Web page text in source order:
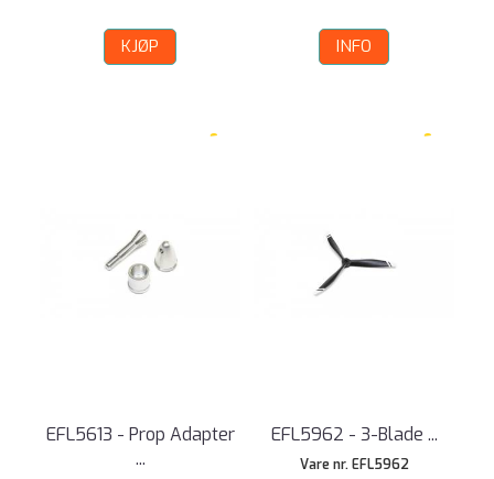
KJØP INFO
EFL5613 - Prop Adapter
...
EFL5962 - 3-Blade ...
Vare nr. EFL5962